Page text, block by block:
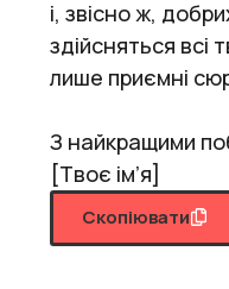
і, звісно ж,
здійсняться всі
лише приємні
З найкращими
[Твоє ім’я]
Скопіювати